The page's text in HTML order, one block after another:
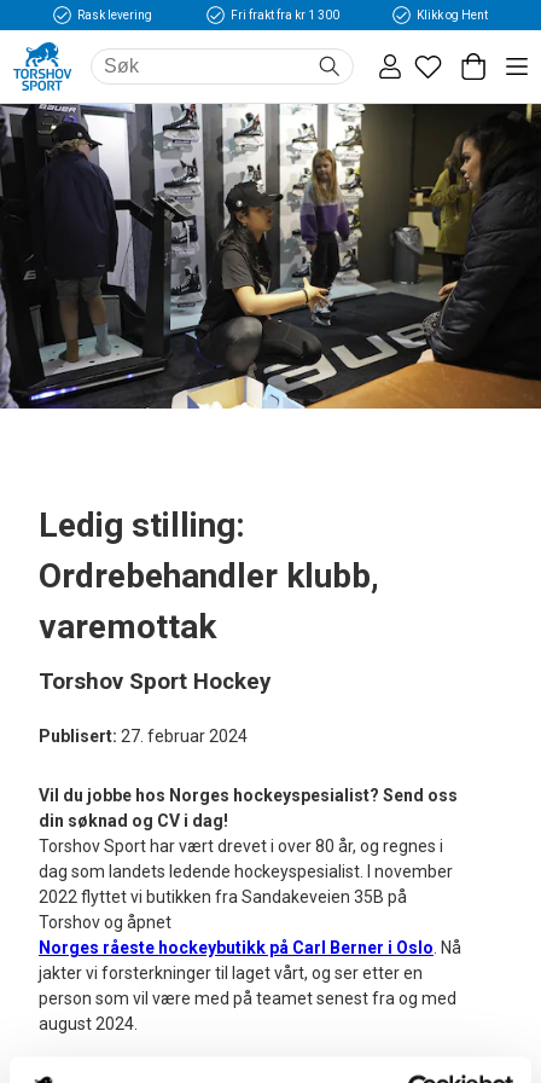
Rask levering Fri frakt fra kr 1 300 Klikk og Hent
Ledig stilling:
Ordrebehandler klubb,
varemottak
Torshov Sport Hockey
Publisert: 27. februar 2024
Vil du jobbe hos Norges hockeyspesialist? Send oss
din søknad og CV i dag!
Torshov Sport har vært drevet i over 80 år, og regnes i
dag som landets ledende hockeyspesialist. I november
2022 flyttet vi butikken fra Sandakeveien 35B på
Torshov og åpnet
Norges råeste hockeybutikk på Carl Berner i Oslo . Nå
jakter vi forsterkninger til laget vårt, og ser etter en
person som vil være med på teamet senest fra og med
august 2024.